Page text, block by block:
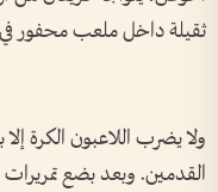
ثقيلة داخل ملعب محفور في
ولا يضرب اللاعبون الكرة
القدمين. وبعد بضع